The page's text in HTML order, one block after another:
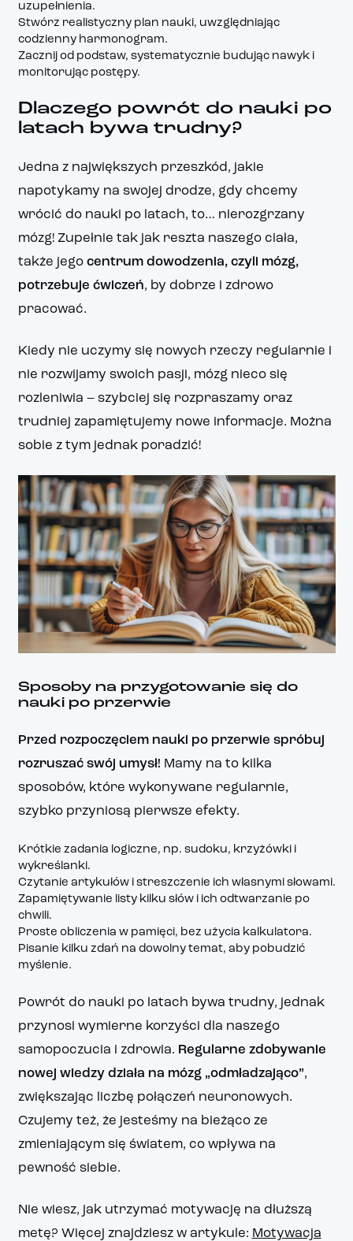
uzupełnienia.
Stwórz realistyczny plan nauki, uwzględniając
codzienny harmonogram.
Zacznij od podstaw, systematycznie budując nawyk i
monitorując postępy.
Dlaczego powrót do nauki po
latach bywa trudny?
Jedna z największych przeszkód, jakie
napotykamy na swojej drodze, gdy chcemy
wrócić do nauki po latach, to… nierozgrzany
mózg! Zupełnie tak jak reszta naszego ciała,
także jego centrum dowodzenia, czyli mózg,
potrzebuje ćwiczeń, by dobrze i zdrowo
pracować.
Kiedy nie uczymy się nowych rzeczy regularnie i
nie rozwijamy swoich pasji, mózg nieco się
rozleniwia – szybciej się rozpraszamy oraz
trudniej zapamiętujemy nowe informacje. Można
sobie z tym jednak poradzić!
Sposoby na przygotowanie się do
nauki po przerwie
Przed rozpoczęciem nauki po przerwie spróbuj
rozruszać swój umysł! Mamy na to kilka
sposobów, które wykonywane regularnie,
szybko przyniosą pierwsze efekty.
Krótkie zadania logiczne, np. sudoku, krzyżówki i
wykreślanki.
Czytanie artykułów i streszczenie ich własnymi słowami.
Zapamiętywanie listy kilku słów i ich odtwarzanie po
chwili.
Proste obliczenia w pamięci, bez użycia kalkulatora.
Pisanie kilku zdań na dowolny temat, aby pobudzić
myślenie.
Powrót do nauki po latach bywa trudny, jednak
przynosi wymierne korzyści dla naszego
samopoczucia i zdrowia. Regularne zdobywanie
nowej wiedzy działa na mózg „odmładzająco”,
zwiększając liczbę połączeń neuronowych.
Czujemy też, że jesteśmy na bieżąco ze
zmieniającym się światem, co wpływa na
pewność siebie.
Nie wiesz, jak utrzymać motywację na dłuższą
metę? Więcej znajdziesz w artykule: Motywacja